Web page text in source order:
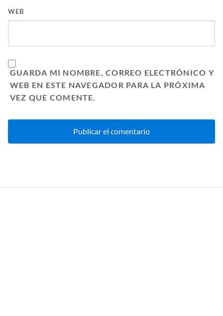
WEB
GUARDA MI NOMBRE, CORREO ELECTRÓNICO Y
WEB EN ESTE NAVEGADOR PARA LA PRÓXIMA
VEZ QUE COMENTE.